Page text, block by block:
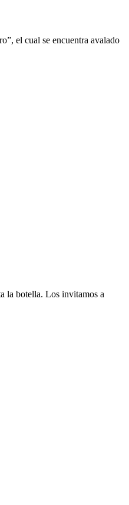
el cual se encuentra avalado
la botella. Los invitamos a